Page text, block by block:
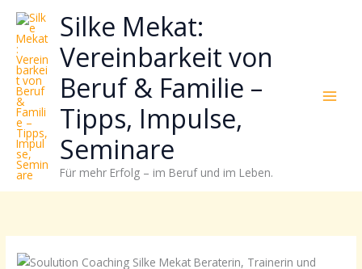
Zum
Inhalt
springen
Silke Mekat:
Vereinbarkeit von
Beruf & Familie –
Tipps, Impulse,
Seminare
Für mehr Erfolg – im Beruf und im Leben.
wie
sich
Stress
reduzieren
Energie
gezielter
einsetzen
lässt?
Einfach